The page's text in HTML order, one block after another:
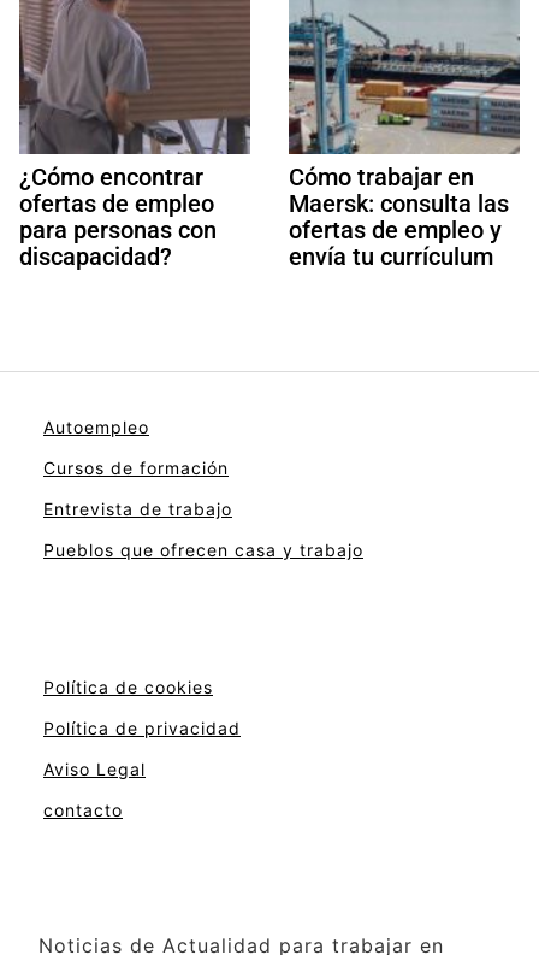
¿Cómo encontrar
ofertas de empleo
para personas con
discapacidad?
Cómo trabajar en
Maersk: consulta las
ofertas de empleo y
envía tu currículum
Autoempleo
Cursos de formación
Entrevista de trabajo
Pueblos que ofrecen casa y trabajo
Política de cookies
Política de privacidad
Aviso Legal
contacto
Noticias de Actualidad para trabajar en